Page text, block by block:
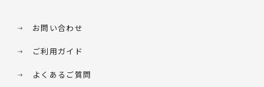
お問い合わせ
ご利用ガイド
よくあるご質問